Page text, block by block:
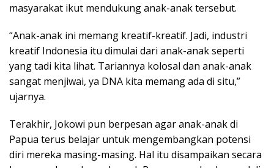
masyarakat ikut mendukung anak-anak tersebut.
“Anak-anak ini memang kreatif-kreatif. Jadi, industri
kreatif Indonesia itu dimulai dari anak-anak seperti
yang tadi kita lihat. Tariannya kolosal dan anak-anak
sangat menjiwai, ya DNA kita memang ada di situ,”
ujarnya.
Terakhir, Jokowi pun berpesan agar anak-anak di
Papua terus belajar untuk mengembangkan potensi
diri mereka masing-masing. Hal itu disampaikan secara